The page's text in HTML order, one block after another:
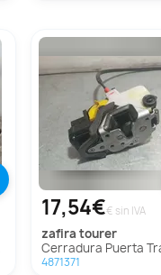
17,54€€ sin IVA
zafira tourer
Cerradura Puerta Trasera Izquierda Para Opel
4871371